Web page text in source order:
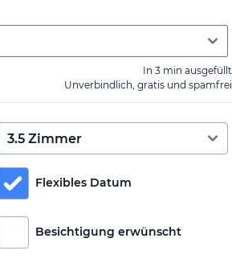
In 3 min ausgefüllt.
Unverbindlich, gratis und spamfrei.
Flexibles Datum
Besichtigung erwünscht